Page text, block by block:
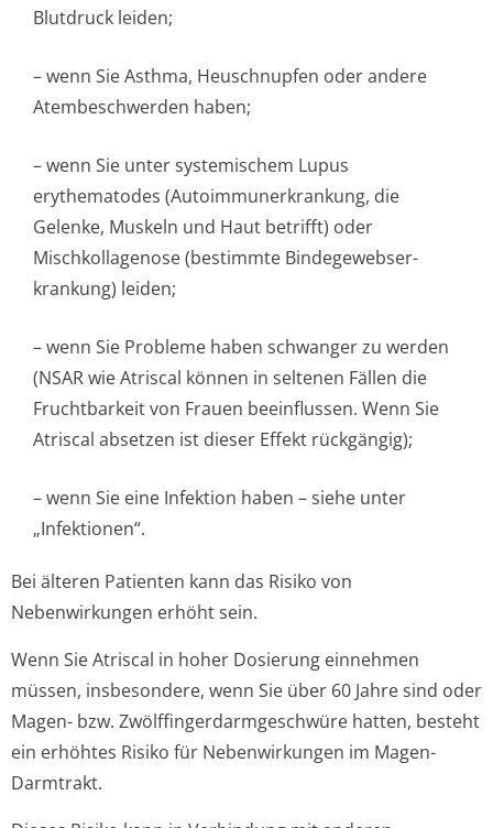
Blutdruck leiden;
– wenn Sie Asthma, Heuschnupfen oder andere
Atembeschwerden ha­ben;
– wenn Sie unter systemischem Lupus
erythematodes (Autoimmunerkran­kung, die
Gelenke, Muskeln und Haut betrifft) oder
Mischkollagenose (bestimmte Bindegewebser­
krankung) leiden;
– wenn Sie Probleme haben schwanger zu werden
(NSAR wie Atriscal können in seltenen Fällen die
Fruchtbarkeit von Frauen beeinflussen. Wenn Sie
Atriscal absetzen ist dieser Effekt rückgängig);
– wenn Sie eine Infektion haben – siehe unter
„Infektionen“.
Bei älteren Patienten kann das Risiko von
Nebenwirkungen erhöht sein.
Wenn Sie Atriscal in hoher Dosierung einnehmen
müssen, insbesondere, wenn Sie über 60 Jahre sind oder
Magen- bzw. Zwölffingerdar­mgeschwüre hatten, besteht
ein erhöhtes Risiko für Nebenwirkungen im Magen-
Darmtrakt.